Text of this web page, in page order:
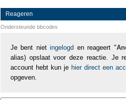
Reageren
Ondersteunde bbcodes
Je bent nietingelogd en reageert "
alias) opslaat voor deze reactie. Je
account hebt kun je hier direct een
opgeven.